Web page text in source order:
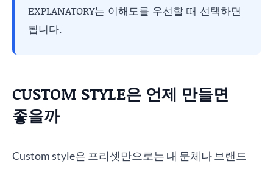
EXPLANATORY는 이해도를 우선할 때 선택하면
됩니다.
CUSTOM STYLE은 언제 만들면
좋을까
Custom style은 프리셋만으로는 내 문체나 브랜드